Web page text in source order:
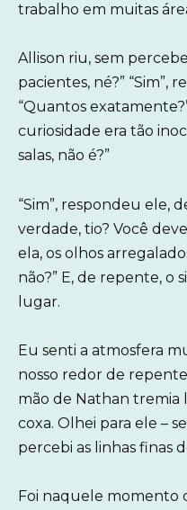
trabalho em muitas
Allison riu, sem
pacientes, né?” “Sim”,
“Quantos
curiosidade era tão
salas, não é?”
“Sim”, respondeu ele,
verdade, tio? Você
ela, os olhos
não?” E, de repente, o
lugar.
Eu senti a atmosfera
nosso redor de
mão de Nathan tremia
coxa. Olhei para ele –
percebi as linhas finas
Foi naquele momento